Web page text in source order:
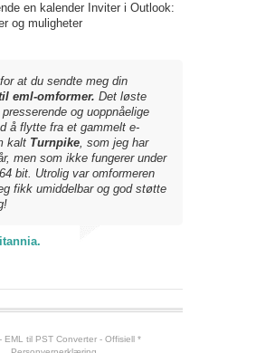
en kalender Inviter i Outlook:
og muligheter
at du sendte meg din
eml-omformer. Det løste
og uoppnåelige
å flytte fra et gammelt e-
kalt Turnpike, som jeg har
men som ikke fungerer under
bit. Utrolig var omformeren
fikk umiddelbar og god støtte
EML til PST Converter - Offisiell *